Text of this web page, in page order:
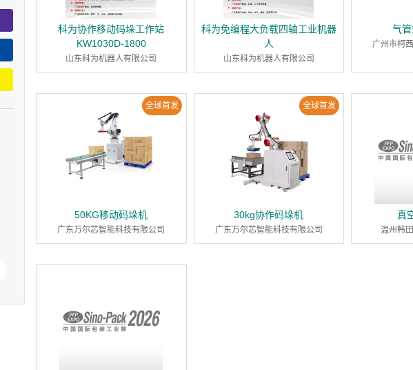
科为协作移动码垛工作站
KW1030D-1800
山东科为机器人有限公司
科为免编程大负载四轴工业机器
人
山东科为机器人有限公司
气
广州市柯
全球首发
50KG移动码垛机
广东万尔芯智能科技有限公司
全球首发
30kg协作码垛机
广东万尔芯智能科技有限公司
真
温州韩